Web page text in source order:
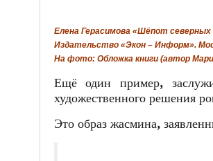
Елена Герасимова «Шёпот
Издательство «Экон – Информ».
На фото: Обложка книги (автор
Ещё один пример,
художественного решения
Это образ жасмина,